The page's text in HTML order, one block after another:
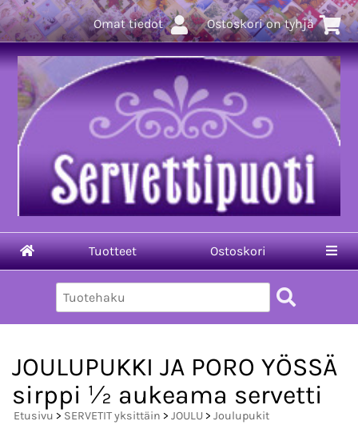
Omat tiedot Ostoskori on tyhjä
Tuotteet Ostoskori
JOULUPUKKI JA PORO YÖSSÄ
sirppi ½ aukeama servetti
Etusivu > SERVETIT yksittäin > JOULU > Joulupukit